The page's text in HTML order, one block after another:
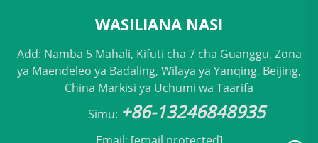
WASILIANA NASI
Add: Namba 5 Mahali, Kifuti cha 7 cha Guanggu, Zona
ya Maendeleo ya Badaling, Wilaya ya Yanqing, Beijing,
China Markisi ya Uchumi wa Taarifa
Simu: +86-13246848935